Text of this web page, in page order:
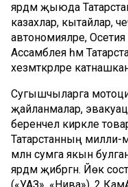
ярдәм җыюда
казахлар, кытайлар,
автономияләре, Осетия
Ассамблея һәм
хезмәткәрләре
Сугышчыларга
җайланмалар,
беренчел кирәкле
Татарстанның милли-
млн сумга якын
ярдәм җибәргән. Йөк